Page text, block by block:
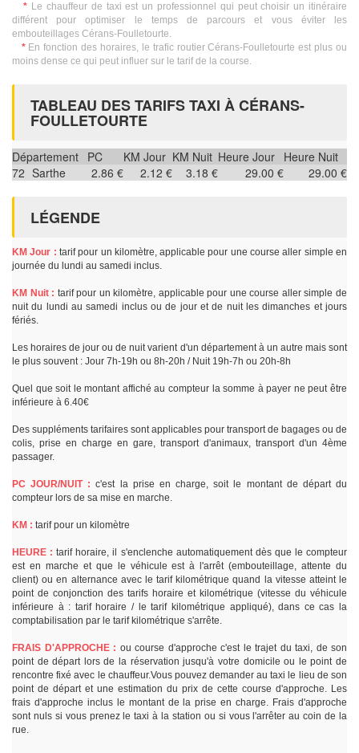
* Le chauffeur de taxi est un professionnel qui peut choisir un itinéraire
différent pour optimiser le temps de parcours et vous éviter les
embouteillages Cérans-Foulletourte.
*En fonction des horaires, le trafic routier Cérans-Foulletourte est plus ou
moins dense ce qui peut influer sur le tarif de la course.
TABLEAU DES TARIFS TAXI À CÉRANS-
FOULLETOURTE
Département PC KM Jour KM Nuit Heure Jour Heure Nuit
72 Sarthe 2.86 € 2.12 € 3.18 € 29.00 € 29.00 €
LÉGENDE
KM Jour : tarif pour un kilomètre, applicable pour une course aller simple en
journée du lundi au samedi inclus.
KM Nuit : tarif pour un kilomètre, applicable pour une course aller simple de
nuit du lundi au samedi inclus ou de jour et de nuit les dimanches et jours
fériés.
Les horaires de jour ou de nuit varient d'un département à un autre mais sont
le plus souvent : Jour 7h-19h ou 8h-20h / Nuit 19h-7h ou 20h-8h
Quel que soit le montant affiché au compteur la somme à payer ne peut être
inférieure à 6.40€
Des suppléments tarifaires sont applicables pour transport de bagages ou de
colis, prise en charge en gare, transport d'animaux, transport d'un 4ème
passager.
PC JOUR/NUIT : c'est la prise en charge, soit le montant de départ du
compteur lors de sa mise en marche.
KM : tarif pour un kilomètre
HEURE : tarif horaire, il s'enclenche automatiquement dès que le compteur
est en marche et que le véhicule est à l'arrêt (embouteillage, attente du
client) ou en alternance avec le tarif kilométrique quand la vitesse atteint le
point de conjonction des tarifs horaire et kilométrique (vitesse du véhicule
inférieure à : tarif horaire / le tarif kilométrique appliqué), dans ce cas la
comptabilisation par le tarif kilométrique s'arrête.
FRAIS D'APPROCHE : ou course d'approche c'est le trajet du taxi, de son
point de départ lors de la réservation jusqu'à votre domicile ou le point de
rencontre fixé avec le chauffeur.Vous pouvez demander au taxi le lieu de son
point de départ et une estimation du prix de cette course d'approche. Les
frais d'approche inclus le montant de la prise en charge. Frais d'approche
sont nuls si vous prenez le taxi à la station ou si vous l'arrêter au coin de la
rue.